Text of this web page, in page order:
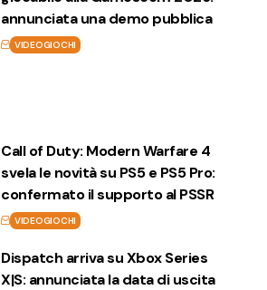
annunciata una demo pubblica
VIDEOGIOCHI
Call of Duty: Modern Warfare 4
svela le novità su PS5 e PS5 Pro:
confermato il supporto al PSSR
VIDEOGIOCHI
Dispatch arriva su Xbox Series
X|S: annunciata la data di uscita